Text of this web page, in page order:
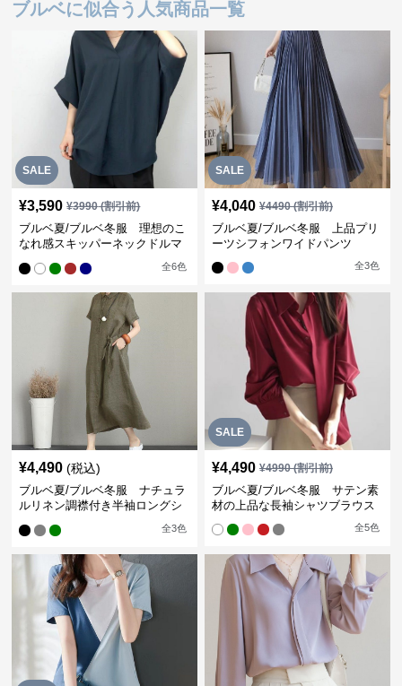
ブルベに似合う人気商品一覧
SALE
¥3,590 ¥3990(割引前)
ブルベ夏/ブルベ冬服 理想のこ
なれ感スキッパーネックドルマ
全6色
SALE
¥4,040 ¥4490(割引前)
ブルベ夏/ブルベ冬服 上品プリ
ーツシフォンワイドパンツ
全3色
¥4,490 (税込)
ブルベ夏/ブルベ冬服 ナチュラ
ルリネン調襟付き半袖ロングシ
全3色
SALE
¥4,490 ¥4990(割引前)
ブルベ夏/ブルベ冬服 サテン素
材の上品な長袖シャツブラウス
全5色